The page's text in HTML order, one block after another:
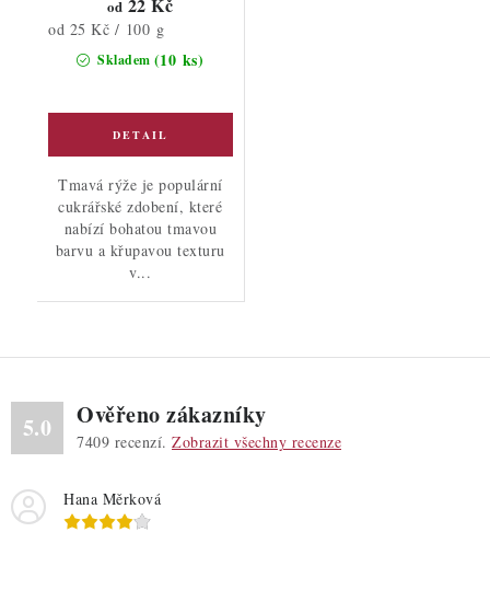
Skladem (10 ks)
od
Měrná
cena:
od 25 Kč / 100 g
Tmavá rýže je populární
cukrářské zdobení, které
nabízí bohatou tmavou
barvu a křupavou texturu
v...
5.0 Ověřeno zákazníky
7409 recenzí. Zobrazit všechny recenze
Hana Měrková